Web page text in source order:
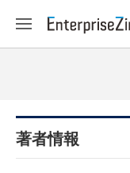
著者情報